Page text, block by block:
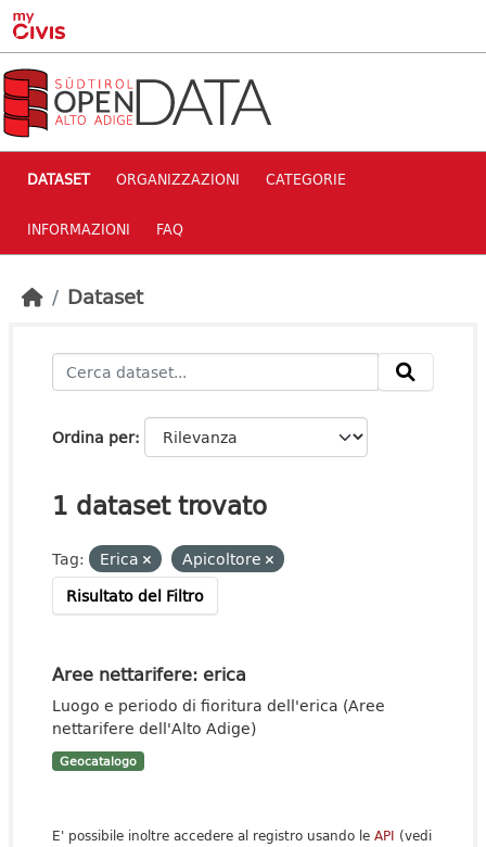
Skip to main content
DATASET ORGANIZZAZIONI CATEGORIE
INFORMAZIONI FAQ
Dataset
Ordina per
1 dataset trovato
Tag: Erica
Apicoltore
Risultato del Filtro
Aree nettarifere: erica
Luogo e periodo di fioritura dell'erica (Aree
nettarifere dell'Alto Adige)
Geocatalogo
E' possibile inoltre accedere al registro usando le API (vedi